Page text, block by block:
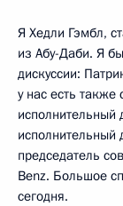
Я Хедли Гэмбл,
из Абу-Даби. Я
дискуссии:
у нас есть
исполнительный
исполнительный
председатель
Benz. Большое
сегодня.